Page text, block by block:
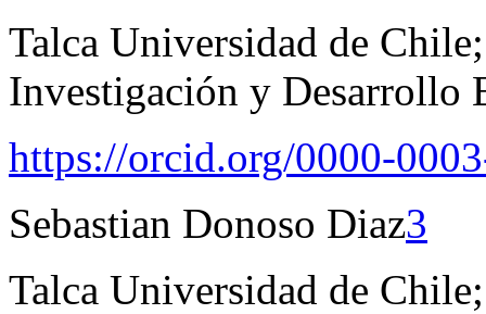
Talca Universidad de
Investigación y Desarrollo
https://orcid.org/0000-
Sebastian Donoso Diaz3
Talca Universidad de